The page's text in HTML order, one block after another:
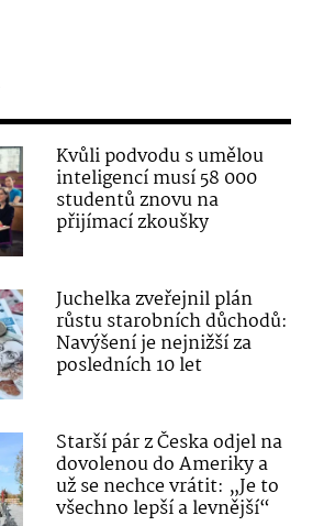
Kvůli podvodu s umělou
inteligencí musí 58 000
studentů znovu na
přijímací zkoušky
Juchelka zveřejnil plán
růstu starobních důchodů:
Navýšení je nejnižší za
posledních 10 let
Starší pár z Česka odjel na
dovolenou do Ameriky a
už se nechce vrátit: „Je to
všechno lepší a levnější“